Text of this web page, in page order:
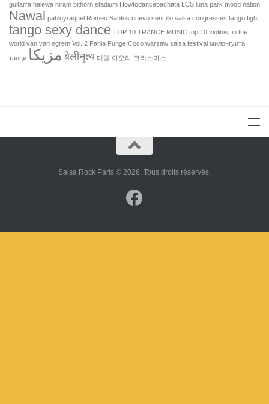
guitarra halewa hiram bithorn stadium Howtodancebachata LCS luna park mood nation
Nawal pabloyraquel Romeo Santos nuevo sencillo salsa congresses tango fight
tango sexy dance TOP 10 TRANCE MUSIC top 10 violinist in the
world van van egrem Vol. 2 Fania Funge Coco warsaw salsa festival милонгуита
танци مزيكا बेलीनृत्य 미엘 아오라 크리스마스
Salsa Rock Paris © 2026. Tous droits réservés.